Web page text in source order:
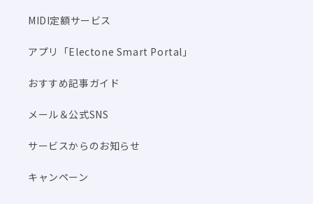
MIDI定額サービス
アプリ「Electone Smart Portal」
おすすめ記事ガイド
メール＆公式SNS
サービスからのお知らせ
キャンペーン